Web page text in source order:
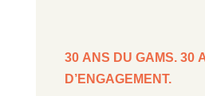
30 ANS DU GAMS. 30
D’ENGAGEMENT.